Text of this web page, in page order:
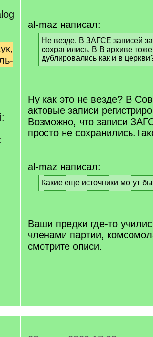
al-maz написал:
[
q
]
Не везде. В ЗАГСЕ записей за
сохранились. В В архиве
дублировались как и в
[
Ну как это не везде? В
актовые записи
Возможно, что записи
просто не
al-maz написал:
[
q
Какие еще источники могут
[
Ваши предки где-то
членами партии,
смотрите описи.